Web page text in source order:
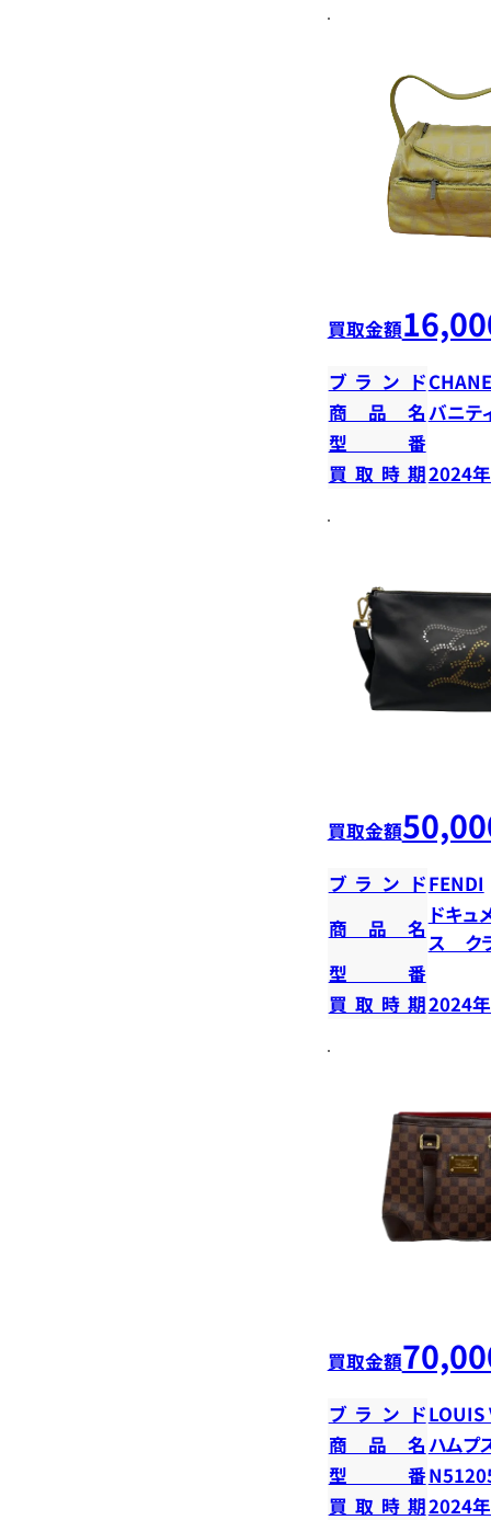
買取金額
ブランド
商品名 バニテ
型番
買取時期2024
買取金額
ブランドFENDI
商品名
ドキュ
ス ク
型番
買取時期2024
買取金額
ブランドLOUIS
商品名 ハムプ
型番
買取時期2024